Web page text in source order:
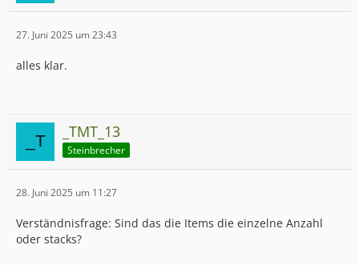
27. Juni 2025 um 23:43
alles klar.
_TMT_13
Steinbrecher
28. Juni 2025 um 11:27
Verständnisfrage: Sind das die Items die einzelne Anzahl
oder stacks?